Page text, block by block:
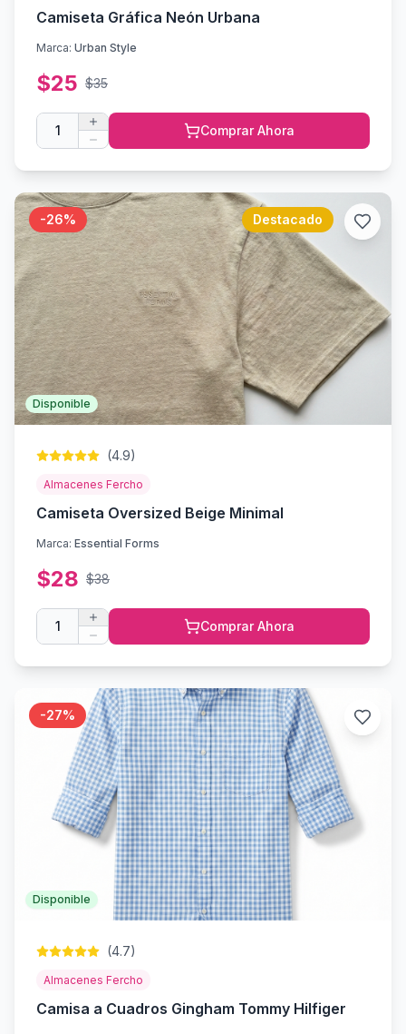
Camiseta Gráfica Neón Urbana
Marca: Urban Style
$25 $35
1 Comprar Ahora
-26% Destacado
Disponible
(4.9)
Almacenes Fercho
Camiseta Oversized Beige Minimal
Marca: Essential Forms
$28 $38
1 Comprar Ahora
-27%
Disponible
(4.7)
Almacenes Fercho
Camisa a Cuadros Gingham Tommy Hilfiger